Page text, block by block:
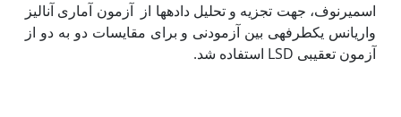
اسمیرنوف، جهت تجزیه و تحلیل داده­ها از آزمون آماری آنالیز
واریانس یک­طرفه­ی بین آزمودنی و برای مقایسات دو به دو از
آزمون تعقیبی LSD استفاده شد.